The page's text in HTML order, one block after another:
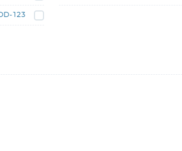
123